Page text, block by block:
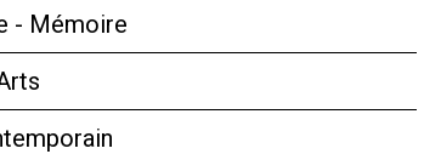
- Mémoire